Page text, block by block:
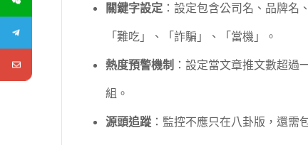
關鍵字設定：設定包含公司名、品牌名
「難吃」、「詐騙」、「當機」。
熱度預警機制 ：設定當文章推文數超
組。
源頭追蹤：監控不應只在八卦版，還需